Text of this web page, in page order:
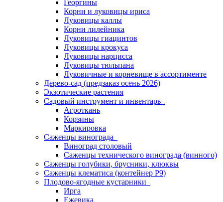
Георгины
Корни и луковицы ириса
Луковицы каллы
Корни лилейника
Луковицы гиацинтов
Луковицы крокуса
Луковицы нарцисса
Луковицы тюльпана
Луковичные и корневище в ассортименте
Дерево-сад (предзаказ осень 2026)
Экзотические растения
Садовый инструмент и инвентарь
Агроткань
Корзины
Маркировка
Саженцы винограда
Виноград столовый
Саженцы технического винограда (винного)
Саженцы голубики, брусники, клюквы
Саженцы клематиса (контейнер Р9)
Плодово-ягодные кустарники
Ирга
Ежевика